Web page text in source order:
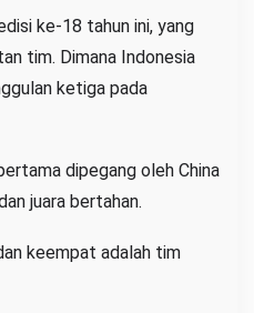
ke-18 tahun ini, yang
tim. Dimana Indonesia
ketiga pada
dipegang oleh China
juara bertahan.
keempat adalah tim